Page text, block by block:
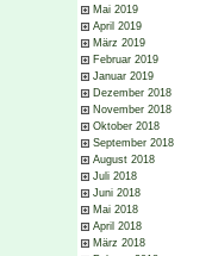
Mai 2019
April 2019
März 2019
Februar 2019
Januar 2019
Dezember 2018
November 2018
Oktober 2018
September 2018
August 2018
Juli 2018
Juni 2018
Mai 2018
April 2018
März 2018